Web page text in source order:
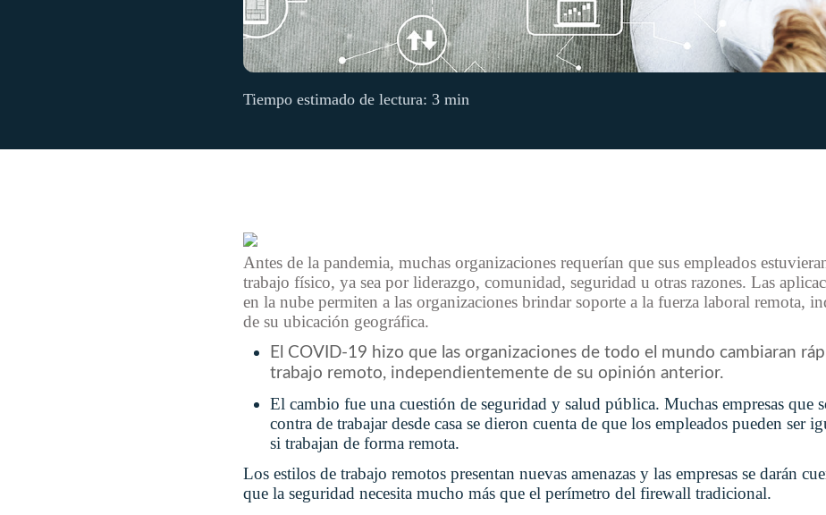
Tiempo estimado de lectura: 3 min
Antes de la pandemia, muchas organizaciones requerían que sus empleados
trabajo físico, ya sea por liderazgo, comunidad, seguridad u otras razones. Las
en la nube permiten a las organizaciones brindar soporte a la fuerza laboral remota,
de su ubicación geográfica.
El COVID-19 hizo que las organizaciones de todo el mundo cambiaran
trabajo remoto, independientemente de su opinión anterior.
El cambio fue una cuestión de seguridad y salud pública. Muchas empresas que
contra de trabajar desde casa se dieron cuenta de que los empleados pueden ser
si trabajan de forma remota.
Los estilos de trabajo remotos presentan nuevas amenazas y las empresas se darán
que la seguridad necesita mucho más que el perímetro del firewall tradicional.